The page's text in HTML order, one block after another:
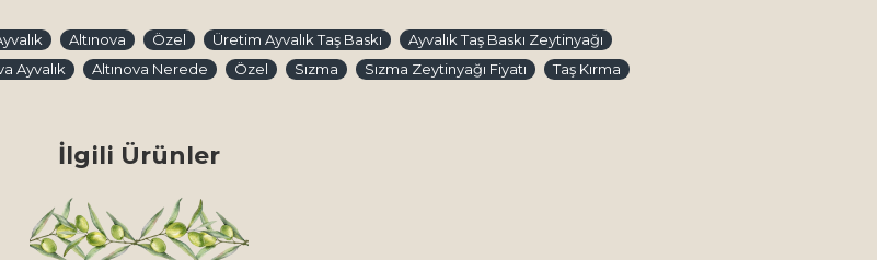
Altınova Özel Üretim Ayvalık Taş Baskı
Ayvalık Taş Baskı Zeytinyağı
Ayvalık Altınova Nerede Özel Sızma Sızma Zeytinyağı Fiyatı Taş Kırma
İlgili Ürünler